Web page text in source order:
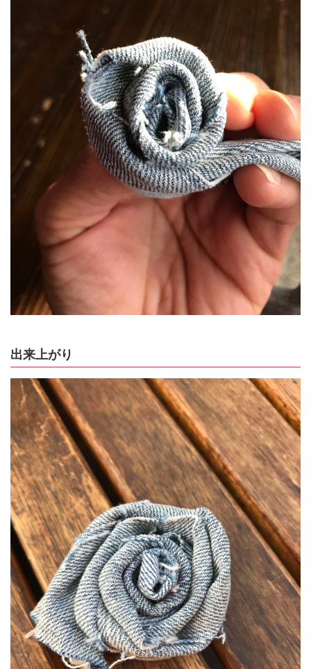
出来上がり